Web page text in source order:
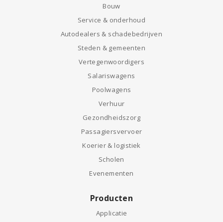
Bouw
Service & onderhoud
Autodealers & schadebedrijven
Steden & gemeenten
Vertegenwoordigers
Salariswagens
Poolwagens
Verhuur
Gezondheidszorg
Passagiersvervoer
Koerier & logistiek
Scholen
Evenementen
Producten
Applicatie